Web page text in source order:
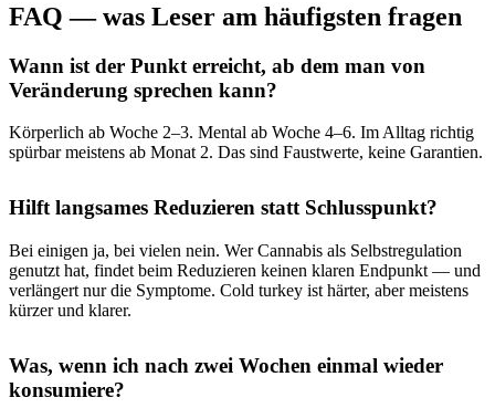
FAQ — was Leser am häufigsten fragen
Wann ist der Punkt erreicht, ab dem man von
Veränderung sprechen kann?
Körperlich ab Woche 2–3. Mental ab Woche 4–6. Im Alltag richtig
spürbar meistens ab Monat 2. Das sind Faustwerte, keine Garantien.
Hilft langsames Reduzieren statt Schlusspunkt?
Bei einigen ja, bei vielen nein. Wer Cannabis als Selbstregulation
genutzt hat, findet beim Reduzieren keinen klaren Endpunkt — und
verlängert nur die Symptome. Cold turkey ist härter, aber meistens
kürzer und klarer.
Was, wenn ich nach zwei Wochen einmal wieder
konsumiere?